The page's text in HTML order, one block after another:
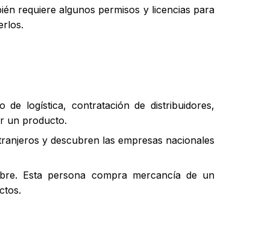
requiere algunos permisos y licencias para
de logística, contratación de distribuidores,
un producto.
y descubren las empresas nacionales
Esta persona compra mercancía de un